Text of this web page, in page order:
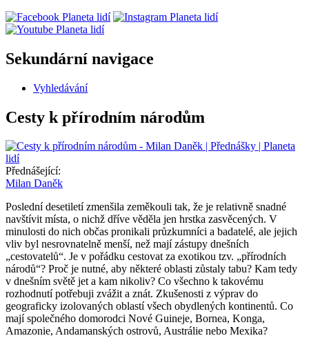
Sekundární navigace
Vyhledávání
Cesty k přírodním národům
Přednášející:
Milan Daněk
Poslední desetiletí zmenšila zeměkouli tak, že je relativně snadné
navštívit místa, o nichž dříve věděla jen hrstka zasvěcených. V
minulosti do nich občas pronikali průzkumníci a badatelé, ale jejich
vliv byl nesrovnatelně menší, než mají zástupy dnešních
„cestovatelů“. Je v pořádku cestovat za exotikou tzv. „přírodních
národů“? Proč je nutné, aby některé oblasti zůstaly tabu? Kam tedy
v dnešním světě jet a kam nikoliv? Co všechno k takovému
rozhodnutí potřebuji zvážit a znát. Zkušenosti z výprav do
geograficky izolovaných oblastí všech obydlených kontinentů. Co
mají společného domorodci Nové Guineje, Bornea, Konga,
Amazonie, Andamanských ostrovů, Austrálie nebo Mexika?